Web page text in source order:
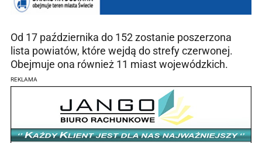
Od 17 października do 152 zostanie poszerzona
lista powiatów, które wejdą do strefy czerwonej.
Obejmuje ona również 11 miast wojewódzkich.
REKLAMA